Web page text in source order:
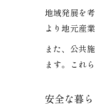
地域発展を
より地元産
また、公共
ます。これ
安全な暮